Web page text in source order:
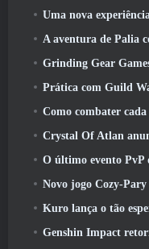
Uma nova experiência
A aventura de Palia
Grinding Gear Games
Prática com Guild
Como combater
Crystal Of Atlan anuncia
O último evento PvP do Rift oferece
Novo jogo Cozy-
Kuro lança o tão esperado trailer
Genshin Impact